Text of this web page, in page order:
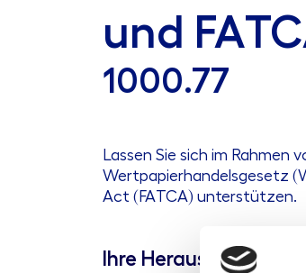
und
1000.77
Lassen Sie sich im Rahmen
Wertpapierhandelsgesetz
Act (FATCA) unterstützen.
Ihre Herausforderung